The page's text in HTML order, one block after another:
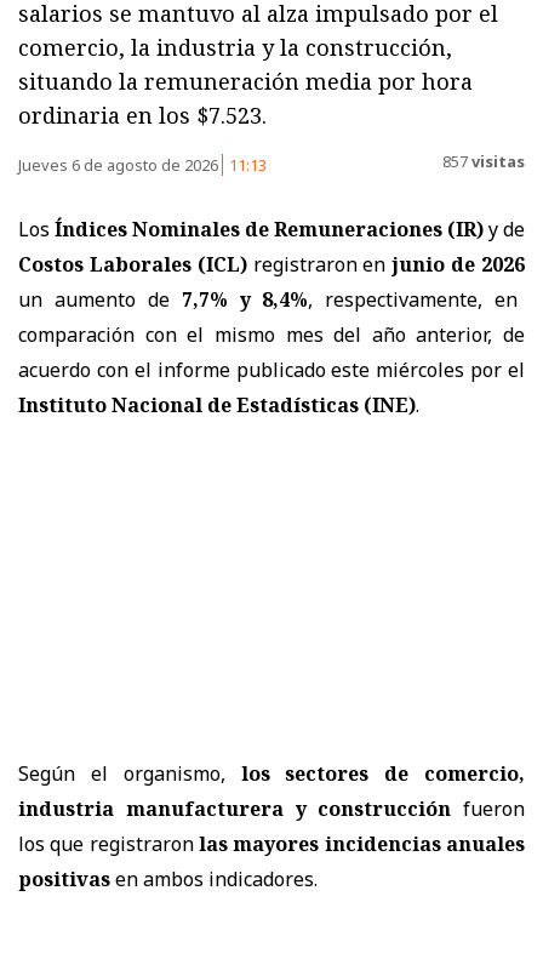
salarios se mantuvo al alza impulsado por el
comercio, la industria y la construcción,
situando la remuneración media por hora
ordinaria en los $7.523.
Jueves 6 de agosto de 2026 11:13 857visitas
Los Índices Nominales de Remuneraciones (IR)y de
Costos Laborales (ICL)registraron enjunio de 2026
un aumento de 7,7% y 8,4%, respectivamente, en
comparación con el mismo mes del año anterior, de
acuerdo con el informe publicado este miércoles por el
Instituto Nacional de Estadísticas (INE).
Según el organismo, los sectores de comercio,
industria manufacturera y construcción fueron
los que registraronlas mayores incidencias anuales
positivasen ambos indicadores.